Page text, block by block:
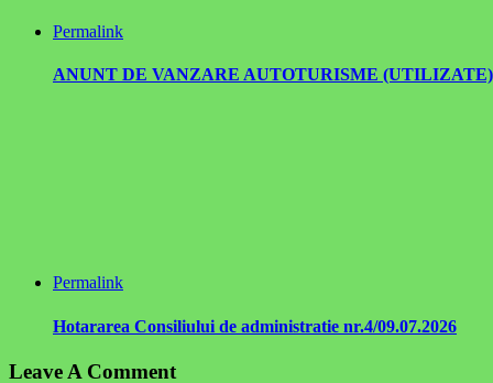
Permalink
ANUNT DE VANZARE AUTOTURISME (UTILIZATE)
Permalink
Hotararea Consiliului de administratie nr.4/09.07.2026
Leave A Comment